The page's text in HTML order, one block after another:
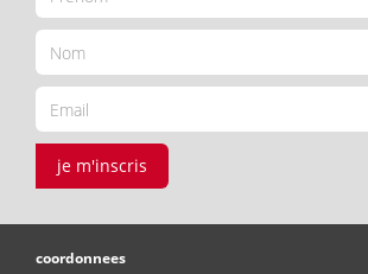
je m'inscris
coordonnees